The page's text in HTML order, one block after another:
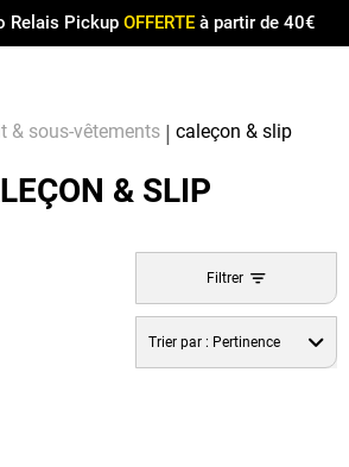
Relais Pickup OFFERTEà partir de 40€
& sous-vêtements caleçon & slip
& SLIP
Filtrer
Trier par : Pertinence